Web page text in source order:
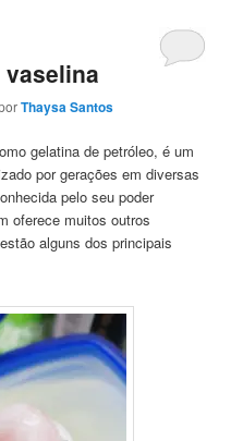
Thaysa Santos
gelatina de petróleo, é um
por gerações em diversas
pelo seu poder
oferece muitos outros
alguns dos principais